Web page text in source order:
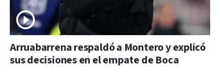
Arruabarrena respaldó a Montero y explicó
sus decisiones en el empate de Boca